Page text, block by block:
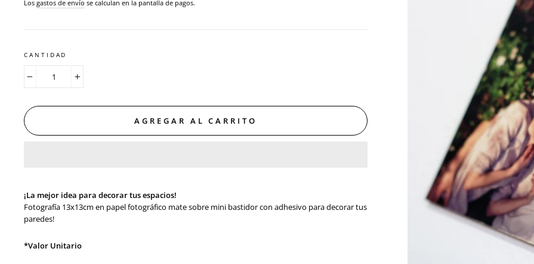
Los gastos de envío se calculan en la pantalla de pagos.
CANTIDAD
AGREGAR AL CARRITO
¡La mejor idea para decorar tus espacios!
Fotografía 13x13cm en papel fotográfico mate sobre mini bastidor con adhesivo para decorar tus
paredes!
*Valor Unitario